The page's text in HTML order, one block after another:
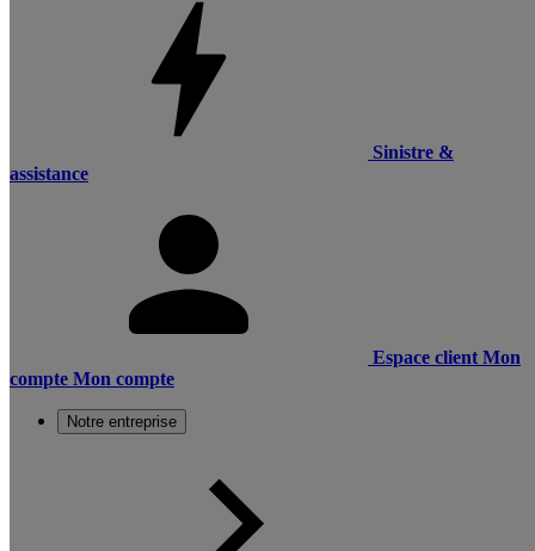
Sinistre &
assistance
Espace client Mon
compte Mon compte
Notre entreprise